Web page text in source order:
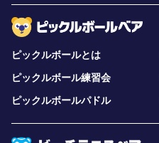
ピックルボールとは
ピックルボール練習会
ピックルボールパドル